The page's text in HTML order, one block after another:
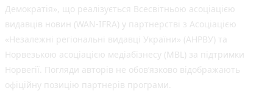
Демократія», що реалізується Всесвітньою асоціацією
видавців новин (WAN-IFRA) у партнерстві з Асоціацією
«Незалежні регіональні видавці України» (АНРВУ) та
Норвезькою асоціацією медіабізнесу (MBL) за підтримки
Норвегії. Погляди авторів не обов’язково відображають
офіційну позицію партнерів програми.